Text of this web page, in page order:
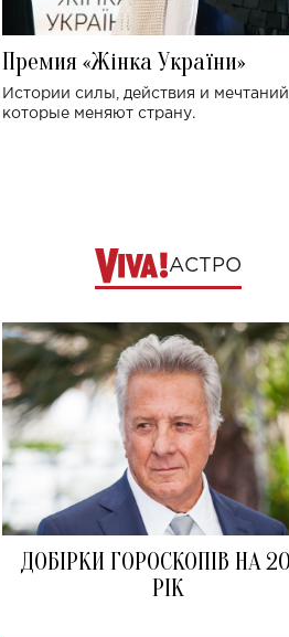
Премия «Жінка України»
Истории силы, действия и мечтаний,
которые меняют страну.
АСТРО
ДОБІРКИ ГОРОСКОПІВ НА
РІК